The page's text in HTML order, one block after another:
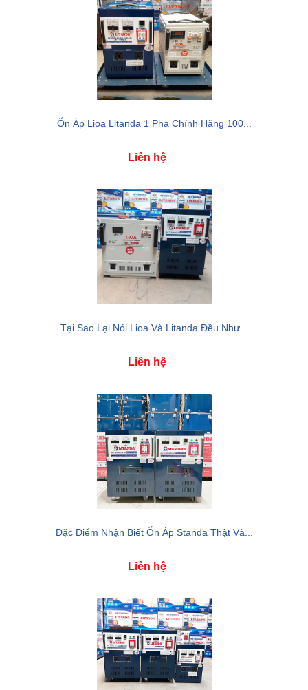
Ổn Áp Lioa Litanda 1 Pha Chính Hãng 100...
Liên hệ
Tại Sao Lại Nói Lioa Và Litanda Đều Như...
Liên hệ
Đặc Điểm Nhận Biết Ổn Áp Standa Thật Và...
Liên hệ